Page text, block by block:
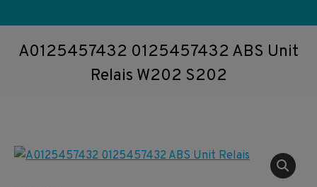
A0125457432 0125457432 ABS Unit
Relais W202 S202